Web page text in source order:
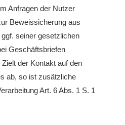
Anfragen der Nutzer
Beweissicherung aus
seiner gesetzlichen
Geschäftsbriefen
der Kontakt auf den
ab, so ist zusätzliche
Art. 6 Abs. 1 S. 1